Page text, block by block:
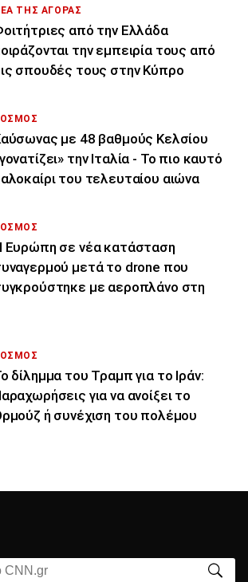
ΤΗΣ ΑΓΟΡΑΣ
από την Ελλάδα
την εμπειρία τους από
σπουδές τους στην Κύπρο
με 48 βαθμούς Κελσίου
την Ιταλία - Το πιο καυτό
του τελευταίου αιώνα
Ευρώπη σε νέα κατάσταση
μετά το drone που
με αεροπλάνο στη
δίλημμα του Τραμπ για το Ιράν:
για να ανοίξει το
ή συνέχιση του πολέμου